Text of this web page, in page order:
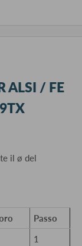
ALSI / FE
il ø del
Passo
1